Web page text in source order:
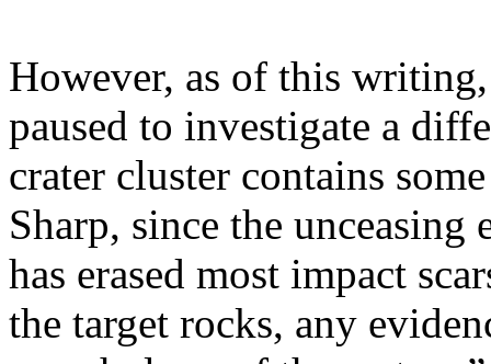
However, as of this
paused to investigate a
crater cluster contains
Sharp, since the
has erased most impact
the target rocks, any